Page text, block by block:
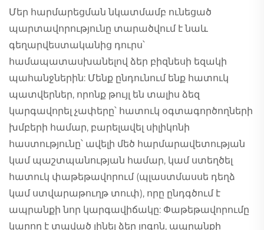
Մեր հարմարեցման նկատմամբ ունեցած
պարտավորությունը տարածվում է նաև
գեղարվեստականից դուրս՝
համապատասխանելով ձեր բիզնեսի եզակի
պահանջներին: Մենք ընդունում ենք հատուկ
պատվերներ, որոնք թույլ են տալիս ձեզ
կարգավորել չափերը՝ հատուկ օգտագործողների
խմբերի համար, բարելավել սիլիկոնի
հաստությունը՝ ավելի մեծ հարմարավետության
կամ պաշտպանության համար, կամ ստեղծել
հատուկ փաթեթավորում (պլաստմասսե դեղձ
կամ ստվարաթուղթ տուփ), որը ընդգծում է
ապրանքի նոր կարգավիճակը: Փաթեթավորումը
կարող է տպված լինել ձեր լոգոն, ապրանքի